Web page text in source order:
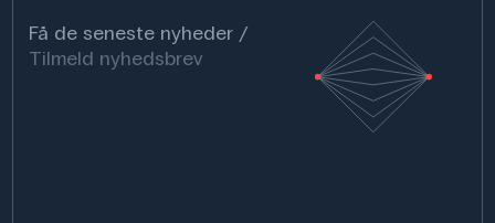
Få de seneste nyheder
Tilmeld nyhedsbrev